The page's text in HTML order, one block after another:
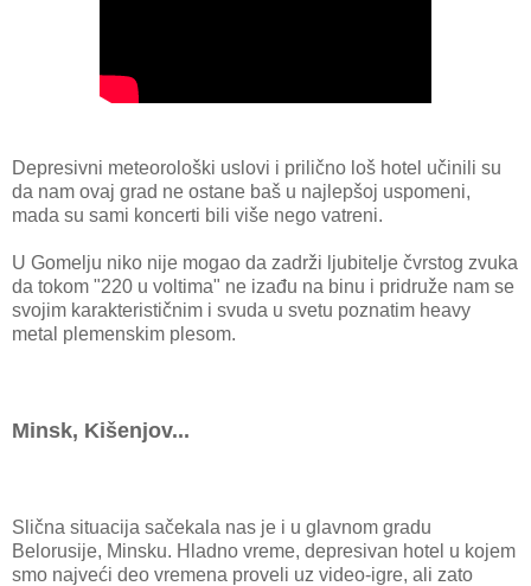
Depresivni meteorološki uslovi i prilično loš hotel učinili su
da nam ovaj grad ne ostane baš u najlepšoj uspomeni,
mada su sami koncerti bili više nego vatreni.
U Gomelju niko nije mogao da zadrži ljubitelje čvrstog zvuka
da tokom "220 u voltima" ne izađu na binu i pridruže nam se
svojim karakterističnim i svuda u svetu poznatim heavy
metal plemenskim plesom.
Minsk, Kišenjov...
Slična situacija sačekala nas je i u glavnom gradu
Belorusije, Minsku. Hladno vreme, depresivan hotel u kojem
smo najveći deo vremena proveli uz video-igre, ali zato